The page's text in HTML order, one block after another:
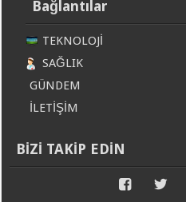
Bağlantılar
TEKNOLOJİ
SAĞLIK
GÜNDEM
İLETİŞİM
BİZİ TAKİP EDİN